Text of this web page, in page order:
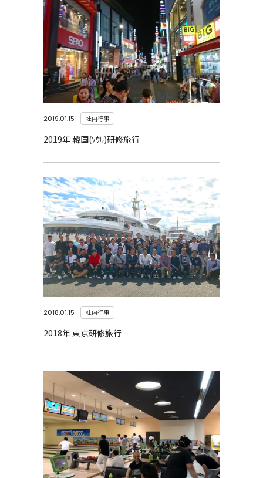
2019.01.15 社内行事
2019年 韓国(ｿｳﾙ)研修旅行
2018.01.15 社内行事
2018年 東京研修旅行